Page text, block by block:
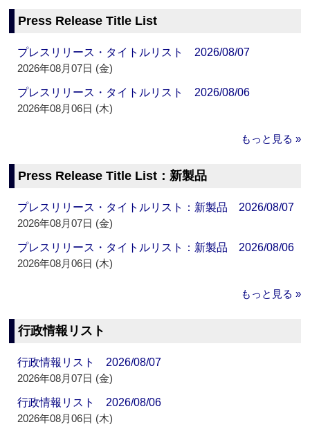
Press Release Title List
プレスリリース・タイトルリスト 2026/08/07
2026年08月07日 (金)
プレスリリース・タイトルリスト 2026/08/06
2026年08月06日 (木)
もっと見る »
Press Release Title List：新製品
プレスリリース・タイトルリスト：新製品 2026/08/07
2026年08月07日 (金)
プレスリリース・タイトルリスト：新製品 2026/08/06
2026年08月06日 (木)
もっと見る »
行政情報リスト
行政情報リスト 2026/08/07
2026年08月07日 (金)
行政情報リスト 2026/08/06
2026年08月06日 (木)